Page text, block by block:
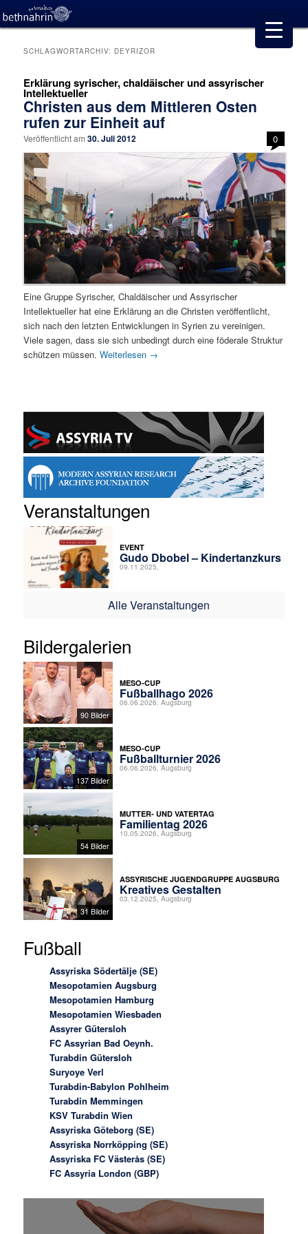
SCHLAGWORTARCHIV: DEYRIZOR
Erklärung syrischer, chaldäischer und assyrischer
Intellektueller
Christen aus dem Mittleren Osten
rufen zur Einheit auf
Veröffentlicht am30. Juli 2012 0
Eine Gruppe Syrischer, Chaldäischer und Assyrischer
Intellektueller hat eine Erklärung an die Christen veröffentlicht,
sich nach den letzten Entwicklungen in Syrien zu vereinigen.
Viele sagen, dass sie sich unbedingt durch eine föderale Struktur
schützen müssen.Weiterlesen →
Veranstaltungen
EVENT
Gudo Dbobel – Kindertanzkurs
09.11.2025,
Alle Veranstaltungen
Bildergalerien
90 Bilder
MESO-CUP
Fußballhago 2026
06.06.2026, Augsburg
137 Bilder
MESO-CUP
Fußballturnier 2026
06.06.2026, Augsburg
54 Bilder
MUTTER- UND VATERTAG
Familientag 2026
10.05.2026, Augsburg
31 Bilder
ASSYRISCHE JUGENDGRUPPE AUGSBURG
Kreatives Gestalten
03.12.2025, Augsburg
Fußball
Assyriska Södertälje (SE)
Mesopotamien Augsburg
Mesopotamien Hamburg
Mesopotamien Wiesbaden
Assyrer Gütersloh
FC Assyrian Bad Oeynh.
Turabdin Gütersloh
Suryoye Verl
Turabdin-Babylon Pohlheim
Turabdin Memmingen
KSV Turabdin Wien
Assyriska Göteborg (SE)
Assyriska Norrköpping (SE)
Assyriska FC Västerås (SE)
FC Assyria London (GBP)